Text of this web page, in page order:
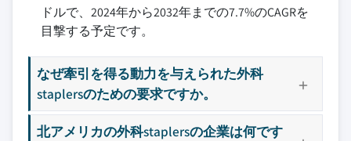
ドルで、2024年から2032年までの7.7%のCAGRを
目撃する予定です。
なぜ牽引を得る動力を与えられた外科
staplersのための要求ですか。
北アメリカの外科staplersの企業は何です